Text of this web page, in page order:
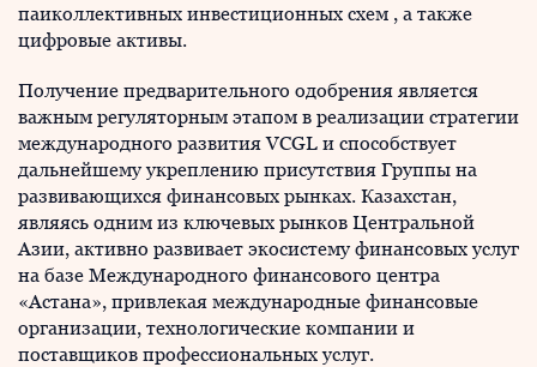
паиколлективных инвестиционных схем , а также
цифровые активы.
Получение предварительного одобрения является
важным регуляторным этапом в реализации стратегии
международного развития VCGL и способствует
дальнейшему укреплению присутствия Группы на
развивающихся финансовых рынках. Казахстан,
являясь одним из ключевых рынков Центральной
Азии, активно развивает экосистему финансовых услуг
на базе Международного финансового центра
«Астана», привлекая международные финансовые
организации, технологические компании и
поставщиков профессиональных услуг.